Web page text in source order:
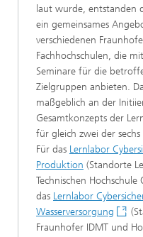
laut wurde, entstanden
ein gemeinsames
verschiedenen
Fachhochschulen, die
Seminare für die
Zielgruppen anbieten.
maßgeblich an der
Gesamtkonzepts der
für gleich zwei der
Für das Lernlabor
Produktion (Standorte
Technischen
das Lernlabor
Wasserversorgung
Fraunhofer IDMT und